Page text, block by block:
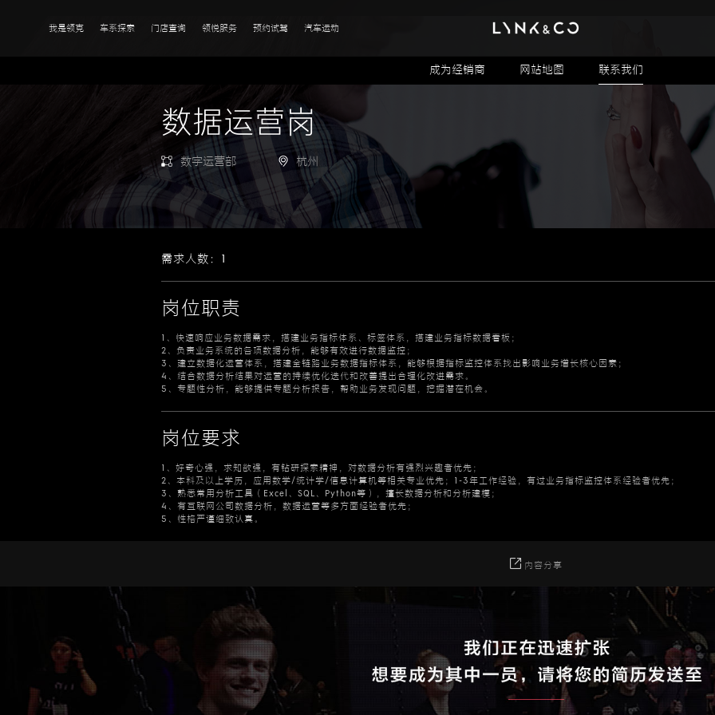
我是领克 车系探索 门店查询 领悦服务 预约试驾 汽车运动
成为经销商 网站地图 联系我们
数据运营岗
数字运营部 杭州
需求人数：1
岗位职责
1、快速响应业务数据需求，搭建业务指标体系、标签体系，搭建业务指标数据看板；
2、负责业务系统的各项数据分析，能够有效进行数据监控；
3、建立数据化运营体系，搭建全链路业务数据指标体系，能够根据指标监控体系找出影响业务增长核心因素；
4、结合数据分析结果对运营的持续优化迭代和改善提出合理化改进需求。
5、专题性分析，能够提供专题分析报告，帮助业务发现问题，挖掘潜在机会。
岗位要求
1、好奇心强，求知欲强，有钻研探索精神，对数据分析有强烈兴趣者优先；
2、本科及以上学历，应用数学/统计学/信息计算机等相关专业优先；1-3年工作经验，有过业务指标监控体系经验者优先；
3、熟悉常用分析工具（Excel、SQL、Python等），擅长数据分析和分析建模；
4、有互联网公司数据分析，数据运营等多方面经验者优先；
5、性格严谨细致认真。
内容分享